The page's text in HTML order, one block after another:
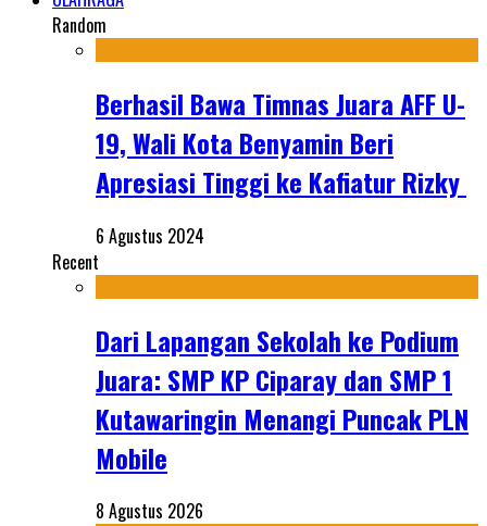
Random
Berhasil Bawa Timnas Juara AFF U-
19, Wali Kota Benyamin Beri
Apresiasi Tinggi ke Kafiatur Rizky
6 Agustus 2024
Recent
Dari Lapangan Sekolah ke Podium
Juara: SMP KP Ciparay dan SMP 1
Kutawaringin Menangi Puncak PLN
Mobile
8 Agustus 2026